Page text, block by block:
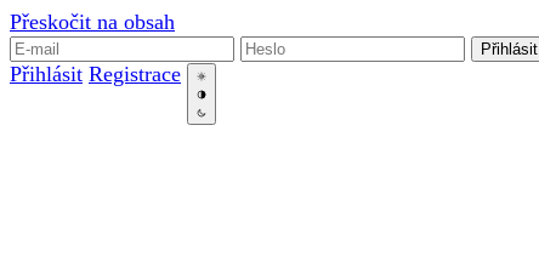
Přeskočit na obsah
Přihlásit
Přihlásit Registrace